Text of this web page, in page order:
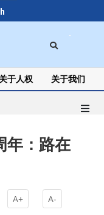
关于人权 关于我们
年：路在
A+ A-